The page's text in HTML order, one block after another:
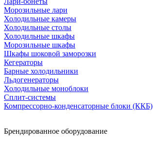
Морозильные лари
Холодильные камеры
Холодильные столы
Холодильные шкафы
Морозильные шкафы
Шкафы шоковой заморозки
Кегераторы
Барные холодильники
Льдогенераторы
Холодильные моноблоки
Сплит-системы
Компрессорно-конденсаторные блоки (ККБ)
Брендированное оборудование